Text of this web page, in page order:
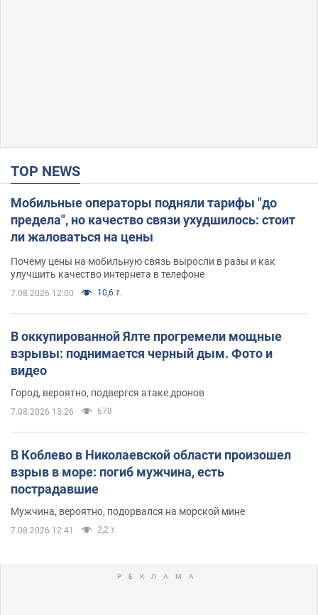
TOP NEWS
Мобильные операторы подняли тарифы "до
предела", но качество связи ухудшилось: стоит
ли жаловаться на цены
Почему цены на мобильную связь выросли в разы и как
улучшить качество интернета в телефоне
7.08.2026 12:00 10,6 т.
В оккупированной Ялте прогремели мощные
взрывы: поднимается черный дым. Фото и
видео
Город, вероятно, подвергся атаке дронов
7.08.2026 13:26 678
В Коблево в Николаевской области произошел
взрыв в море: погиб мужчина, есть
пострадавшие
Мужчина, вероятно, подорвался на морской мине
7.08.2026 12:41 2,2 т.